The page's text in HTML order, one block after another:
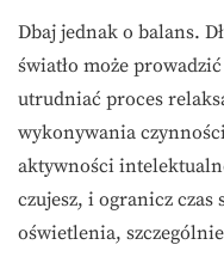
Dbaj jednak o balans.
światło może
utrudniać proces
wykonywania
aktywności
czujesz, i ogranicz czas
oświetlenia,